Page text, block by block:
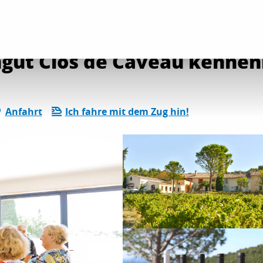
Clos de Caveau
Anfahrt Ich fahre mit dem Zug hin!